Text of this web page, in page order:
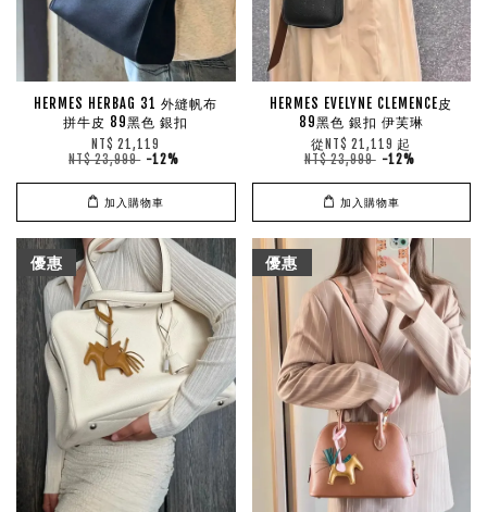
HERMES HERBAG 31 外縫帆布
拼牛皮 89黑色 銀扣
NT$ 21,119
NT$ 23,999 -12%
加入購物車
HERMES EVELYNE CLEMENCE皮
89黑色 銀扣 伊芙琳
從 NT$ 21,119 起
NT$ 23,999 -12%
加入購物車
優惠 優惠